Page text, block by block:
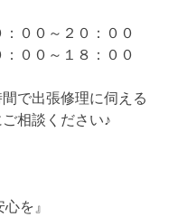
０～２０：００
０～１８：００
で出張修理に伺える
相談ください♪
を』